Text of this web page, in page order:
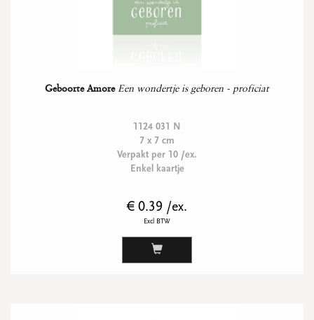
Geboorte Amore Een wondertje is geboren - proficiat
1124 031 N
7 x 7 cm
Verpakt per 10 /ex.
Enkel kaartje
€ 0.39 /ex.
Excl BTW